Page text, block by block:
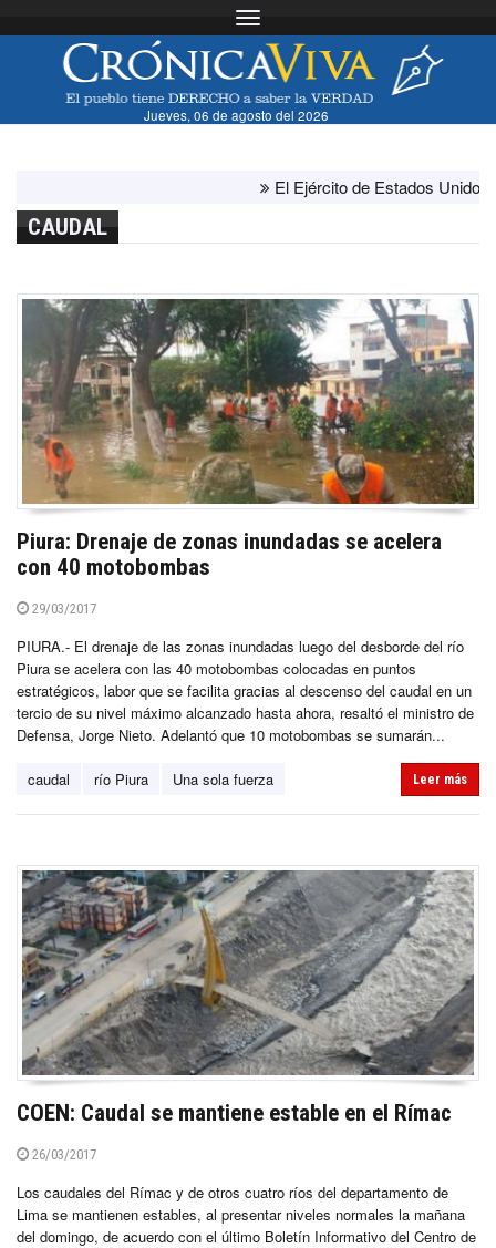
Toggle navigation
Jueves, 06 de agosto del 2026
El Ejército de Estados Unidos ha
CAUDAL
Piura: Drenaje de zonas inundadas se acelera
con 40 motobombas
29/03/2017
PIURA.- El drenaje de las zonas inundadas luego del desborde del río
Piura se acelera con las 40 motobombas colocadas en puntos
estratégicos, labor que se facilita gracias al descenso del caudal en un
tercio de su nivel máximo alcanzado hasta ahora, resaltó el ministro de
Defensa, Jorge Nieto. Adelantó que 10 motobombas se sumarán...
caudal río Piura Una sola fuerza Leer más
COEN: Caudal se mantiene estable en el Rímac
26/03/2017
Los caudales del Rímac y de otros cuatro ríos del departamento de
Lima se mantienen estables, al presentar niveles normales la mañana
del domingo, de acuerdo con el último Boletín Informativo del Centro de